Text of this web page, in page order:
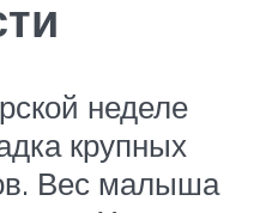
неделе
крупных
Вес малыша